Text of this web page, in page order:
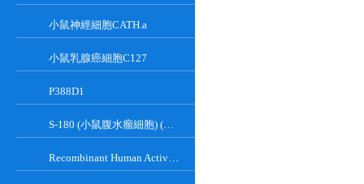
小鼠神經細胞CATH.a
小鼠乳腺癌細胞C127
P388D1
S-180 (小鼠腹水瘤細胞) (種屬鑒定正確)
Recombinant Human Active Focal Adhesion Kinase